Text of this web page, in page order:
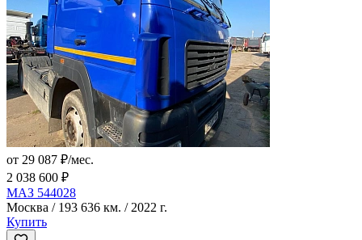
от 29 087 ₽/мес.
2 038 600 ₽
МАЗ 544028
Москва / 193 636 км. / 2022 г.
Купить